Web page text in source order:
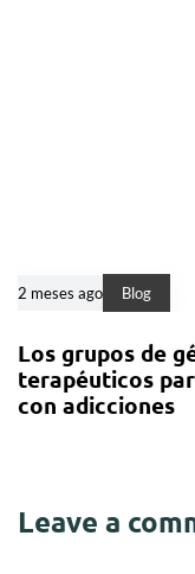
2 meses ago Blog
Los grupos de
terapéuticos
con adicciones
Leave a